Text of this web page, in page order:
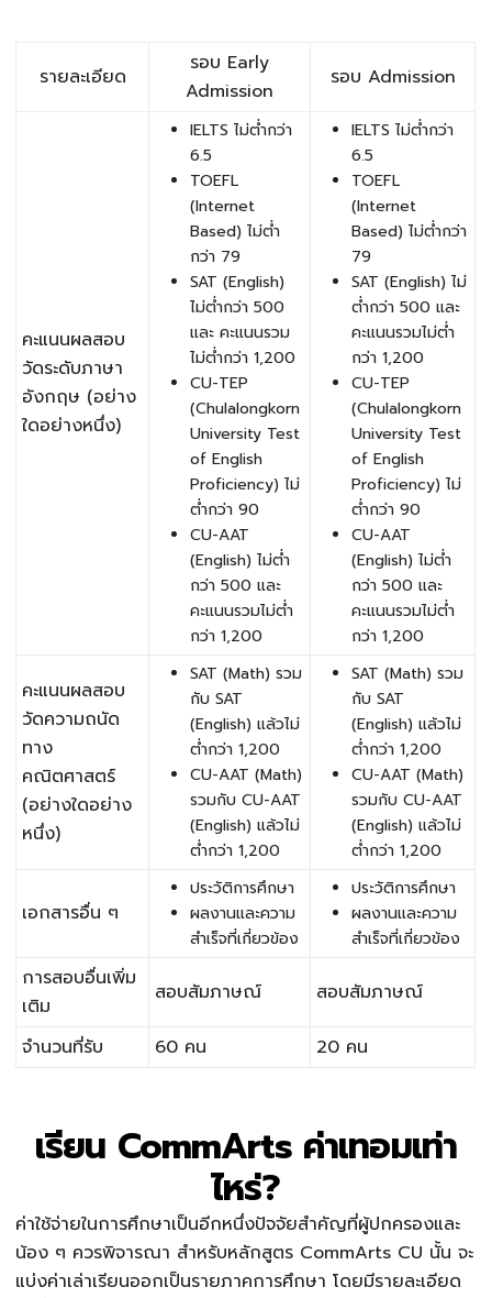
รายละเอียด
รอบ Early
Admission
รอบ Admission
คะแนนผลสอบ
วัดระดับภาษา
อังกฤษ (อย่าง
ใดอย่างหนึ่ง)
IELTS ไม่ต่ำกว่า
6.5
TOEFL
(Internet
Based) ไม่ต่ำ
กว่า 79
SAT (English)
ไม่ต่ำกว่า 500
และ คะแนนรวม
ไม่ต่ำกว่า 1,200
CU-TEP
(Chulalongkorn
University Test
of English
Proficiency) ไม่
ต่ำกว่า 90
CU-AAT
(English) ไม่ต่ำ
กว่า 500 และ
คะแนนรวมไม่ต่ำ
กว่า 1,200
IELTS ไม่ต่ำกว่า
6.5
TOEFL
(Internet
Based) ไม่ต่ำกว่า
79
SAT (English) ไม่
ต่ำกว่า 500 และ
คะแนนรวมไม่ต่ำ
กว่า 1,200
CU-TEP
(Chulalongkorn
University Test
of English
Proficiency) ไม่
ต่ำกว่า 90
CU-AAT
(English) ไม่ต่ำ
กว่า 500 และ
คะแนนรวมไม่ต่ำ
กว่า 1,200
คะแนนผลสอบ
วัดความถนัด
ทาง
คณิตศาสตร์
(อย่างใดอย่าง
หนึ่ง)
SAT (Math) รวม
กับ SAT
(English) แล้วไม่
ต่ำกว่า 1,200
CU-AAT (Math)
รวมกับ CU-AAT
(English) แล้วไม่
ต่ำกว่า 1,200
SAT (Math) รวม
กับ SAT
(English) แล้วไม่
ต่ำกว่า 1,200
CU-AAT (Math)
รวมกับ CU-AAT
(English) แล้วไม่
ต่ำกว่า 1,200
เอกสารอื่น ๆ
ประวัติการศึกษา
ผลงานและความ
สำเร็จที่เกี่ยวข้อง
ประวัติการศึกษา
ผลงานและความ
สำเร็จที่เกี่ยวข้อง
การสอบอื่นเพิ่ม
เติม
สอบสัมภาษณ์ สอบสัมภาษณ์
จำนวนที่รับ 60 คน 20 คน
เรียน CommArts ค่าเทอมเท่า
ไหร่?
ค่าใช้จ่ายในการศึกษาเป็นอีกหนึ่งปัจจัยสำคัญที่ผู้ปกครองและ
น้อง ๆ ควรพิจารณา สำหรับหลักสูตร CommArts CU นั้น จะ
แบ่งค่าเล่าเรียนออกเป็นรายภาคการศึกษา โดยมีรายละเอียด